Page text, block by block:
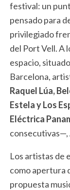
festival: un
pensado para
privilegiado
del Port Vell. A
espacio,
Barcelona,
Raquel Lúa,
Estela y Los
Eléctrica
consecutivas—,
Los artistas de
como apertura
propuesta